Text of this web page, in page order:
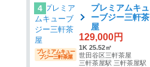
4
プレミアムキュー
ブジー三軒茶屋
プレミアムキュ
ーブジー三軒茶
屋
129,000円
1K 25.52㎡
世田谷区三軒茶屋
三軒茶屋駅 三軒茶屋駅